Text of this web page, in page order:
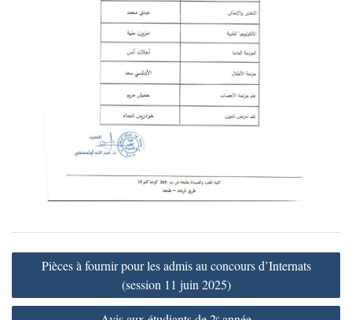
Navigation
l’article
Pièces à fournir pour les admis au concours d’Internats
(session 11 juin 2025)